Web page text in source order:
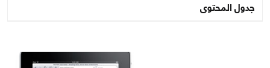
جدول المحتوى